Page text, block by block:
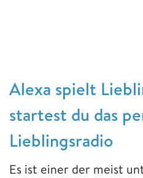
Alexa spielt
startest du das
Lieblingsradio
Es ist einer der meist